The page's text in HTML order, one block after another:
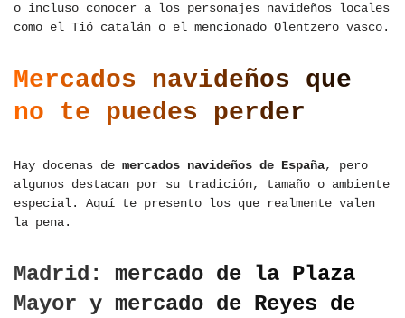
o incluso conocer a los personajes navideños locales
como el Tió catalán o el mencionado Olentzero vasco.
Mercados navideños que
no te puedes perder
Hay docenas de mercados navideños de España, pero
algunos destacan por su tradición, tamaño o ambiente
especial. Aquí te presento los que realmente valen
la pena.
Madrid: mercado de la Plaza
Mayor y mercado de Reyes de